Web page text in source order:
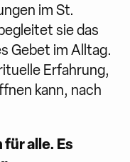
im St.
sie das
Gebet im Alltag.
Erfahrung,
kann, nach
alle. Es